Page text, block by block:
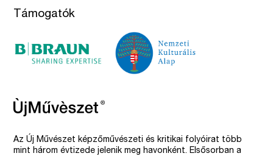
Támogatók
Az Új Művészet képzőművészeti és kritikai folyóirat több
mint három évtizede jelenik meg havonként. Elsősorban a